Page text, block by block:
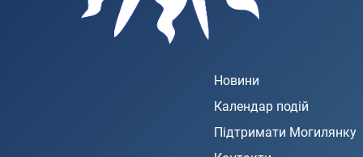
Новини
Календар подій
Підтримати Могилянку